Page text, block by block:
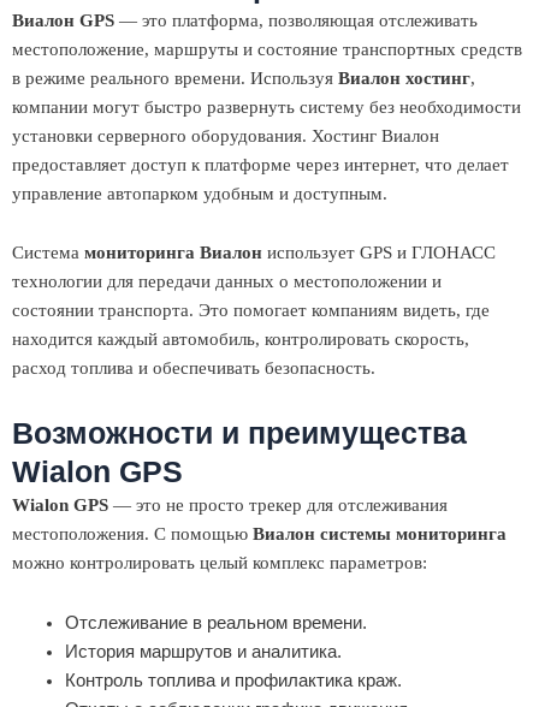
Виалон GPS — это платформа, позволяющая отслеживать
местоположение, маршруты и состояние транспортных средств
в режиме реального времени. Используя Виалон хостинг,
компании могут быстро развернуть систему без необходимости
установки серверного оборудования. Хостинг Виалон
предоставляет доступ к платформе через интернет, что делает
управление автопарком удобным и доступным.
Система мониторинга Виалон использует GPS и ГЛОНАСС
технологии для передачи данных о местоположении и
состоянии транспорта. Это помогает компаниям видеть, где
находится каждый автомобиль, контролировать скорость,
расход топлива и обеспечивать безопасность.
Возможности и преимущества
Wialon GPS
Wialon GPS — это не просто трекер для отслеживания
местоположения. С помощью Виалон системы мониторинга
можно контролировать целый комплекс параметров:
Отслеживание в реальном времени.
История маршрутов и аналитика.
Контроль топлива и профилактика краж.